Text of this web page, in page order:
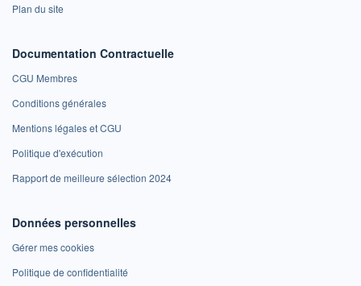
Plan du site
Documentation Contractuelle
CGU Membres
Conditions générales
Mentions légales et CGU
Politique d'exécution
Rapport de meilleure sélection 2024
Données personnelles
Gérer mes cookies
Politique de confidentialité